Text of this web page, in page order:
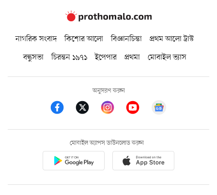
নাগরিক সংবাদ কিশোর আলো বিজ্ঞানচিন্তা
প্রথম আলো ট্রাস্ট
বন্ধুসভা
চিরন্তন ১৯৭১ ইপেপার প্রথমা মোবাইল ভ্যাস
অনুসরণ করুন
মোবাইল অ্যাপস ডাউনলোড করুন